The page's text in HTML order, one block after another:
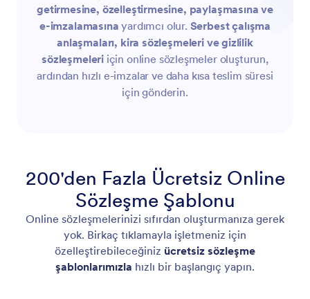
getirmesine, özelleştirmesine, paylaşmasına ve
e-imzalamasına yardımcı olur. Serbest çalışma
anlaşmaları, kira sözleşmeleri ve gizlilik
sözleşmeleri için online sözleşmeler oluşturun,
ardından hızlı e-imzalar ve daha kısa teslim süresi
için gönderin.
200'den Fazla Ücretsiz Online
Sözleşme Şablonu
Online sözleşmelerinizi sıfırdan oluşturmanıza gerek
yok. Birkaç tıklamayla işletmeniz için
özelleştirebileceğiniz ücretsiz sözleşme
şablonlarımızla hızlı bir başlangıç yapın.